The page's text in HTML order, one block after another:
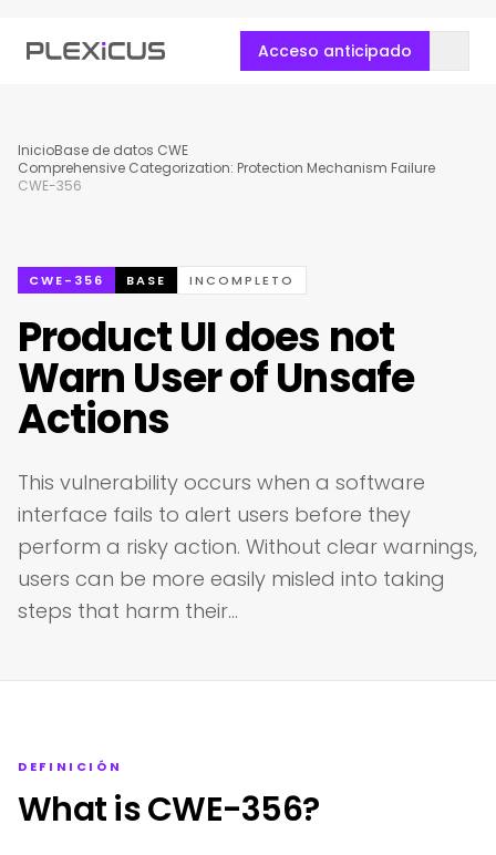
Acceso anticipado
InicioBase de datos CWE
Comprehensive Categorization: Protection Mechanism Failure
CWE-356
CWE-356 BASE INCOMPLETO
Product UI does not
Warn User of Unsafe
Actions
This vulnerability occurs when a software
interface fails to alert users before they
perform a risky action. Without clear warnings,
users can be more easily misled into taking
steps that harm their…
DEFINICIÓN
What is CWE-356?